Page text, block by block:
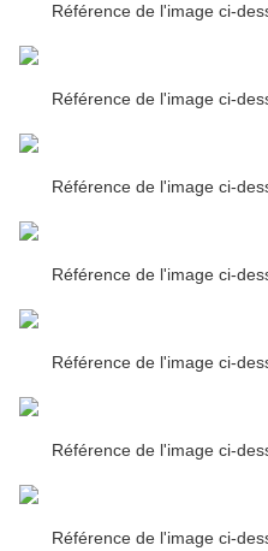
Référence de l'image ci-
Référence de l'image ci-
Référence de l'image ci-
Référence de l'image ci-
Référence de l'image ci-
Référence de l'image ci-
Référence de l'image ci-